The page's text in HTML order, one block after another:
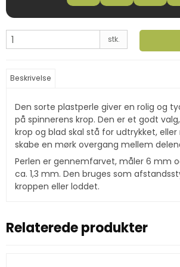
stk.
Beskrivelse
Den sorte plastperle giver en rolig og
på spinnerens krop. Den er et godt
krop og blad skal stå for udtrykket, eller
skabe en mørk overgang mellem
Perlen er gennemfarvet, måler 6 mm
ca. 1,3 mm. Den bruges som
kroppen eller loddet.
Relaterede produkter